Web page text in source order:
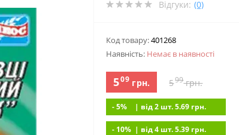
Відгуки: (0)
Код товару:401268
Наявність: Немає в наявностi
509грн. 599грн.
- 5% | вiд 2 шт. 5.69 грн.
- 10% | вiд 4 шт. 5.39 грн.